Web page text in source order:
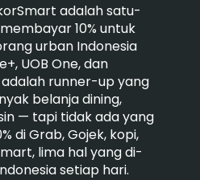
adalah satu-
10% untuk
urban Indonesia
UOB One, dan
runner-up yang
belanja dining,
— tapi tidak ada yang
di Grab, Gojek, kopi,
lima hal yang di-
setiap hari.